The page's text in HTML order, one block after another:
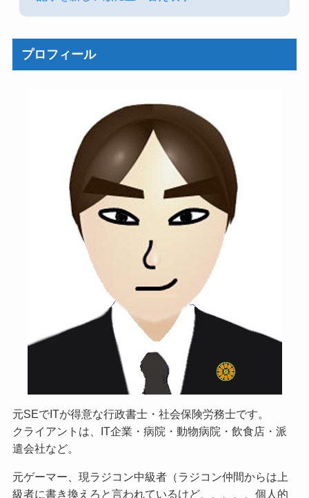
プロフィール
元SEでITが得意な行政書士・社会保険労務士です。
クライアントは、IT企業・病院・動物病院・飲食店・派
遣会社など。
元ゲーマー、現ラジコン中級者（ラジコン仲間からは上
級者に書き換えろと言われているけど、、、、、個人的